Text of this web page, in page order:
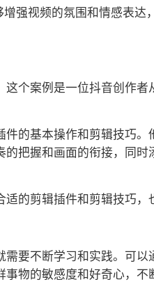
强视频的氛围和情感表达
个案例是一位抖音创作
的基本操作和剪辑技巧
把握和画面的衔接，同
的剪辑插件和剪辑技巧，
要不断学习和实践。可
物的敏感度和好奇心，